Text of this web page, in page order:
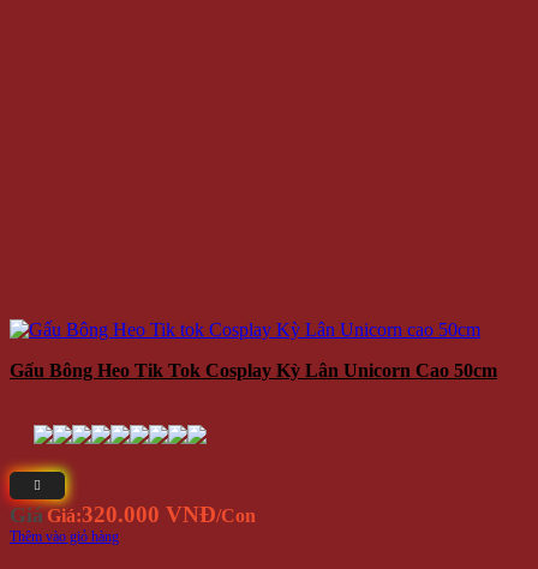
Gấu Bông Heo Tik Tok Cosplay Kỳ Lân Unicorn Cao 50cm
Giá Giá:320.000 VNĐ/Con
Thêm vào giỏ hàng